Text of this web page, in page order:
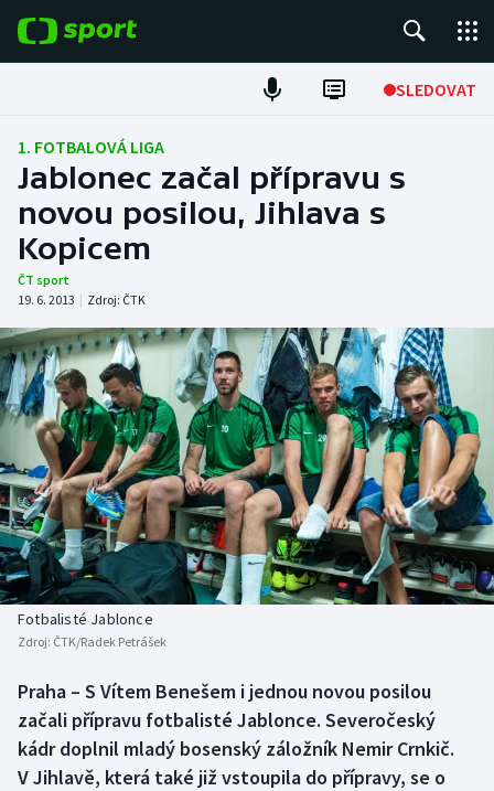
SLEDOVAT
Fotbal
Hokej
Tenis
Atletika
Cyklistika
DALŠÍ SPORTY
Americký fotbal
Baseball a softbal
Basketbal
Biatlon
Box
Curling
NEPŘEHLÉDNĚTE
Soutěže
Historické návraty
Aplikace ČT sport
1. FOTBALOVÁ LIGA
Jablonec začal přípravu s
novou posilou, Jihlava s
Kopicem
ČT sport
19. 6. 2013 | Zdroj: ČTK
Fotbalisté Jablonce
Zdroj: ČTK/Radek Petrášek
Praha – S Vítem Benešem i jednou novou posilou
začali přípravu fotbalisté Jablonce. Severočeský
kádr doplnil mladý bosenský záložník Nemir Crnkič.
V Jihlavě, která také již vstoupila do přípravy, se o